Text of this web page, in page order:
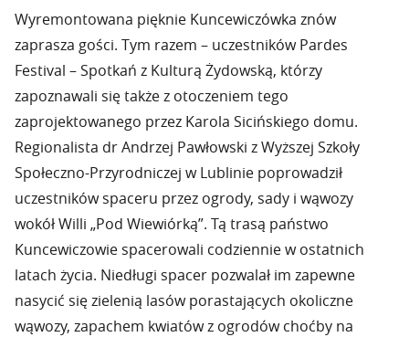
Wyremontowana pięknie Kuncewiczówka znów
zaprasza gości. Tym razem – uczestników Pardes
Festival – Spotkań z Kulturą Żydowską, którzy
zapoznawali się także z otoczeniem tego
zaprojektowanego przez Karola Sicińskiego domu.
Regionalista dr Andrzej Pawłowski z Wyższej Szkoły
Społeczno-Przyrodniczej w Lublinie poprowadził
uczestników spaceru przez ogrody, sady i wąwozy
wokół Willi „Pod Wiewiórką”. Tą trasą państwo
Kuncewiczowie spacerowali codziennie w ostatnich
latach życia. Niedługi spacer pozwalał im zapewne
nasycić się zielenią lasów porastających okoliczne
wąwozy, zapachem kwiatów z ogrodów choćby na